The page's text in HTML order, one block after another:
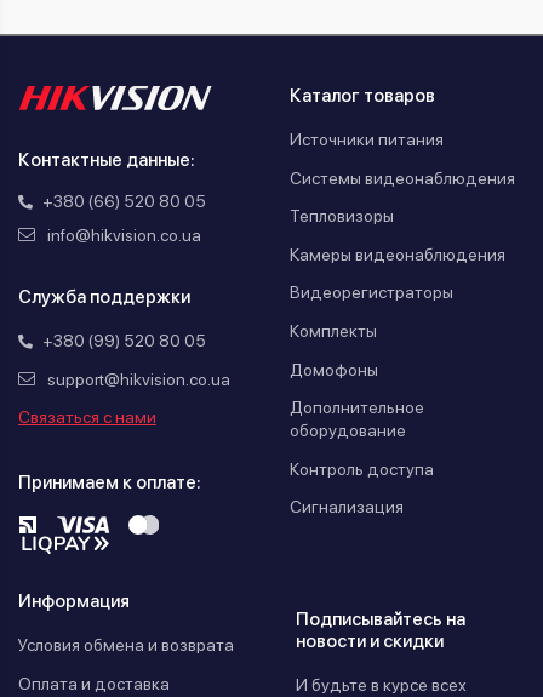
Контактные данные:
+380 (66) 520 80 05
info@hikvision.co.ua
Служба поддержки
+380 (99) 520 80 05
support@hikvision.co.ua
Связаться с нами
Принимаем к оплате:
Каталог товаров
Источники питания
Системы видеонаблюдения
Тепловизоры
Камеры видеонаблюдения
Видеорегистраторы
Комплекты
Домофоны
Дополнительное
оборудование
Контроль доступа
Сигнализация
Информация
Условия обмена и возврата
Оплата и доставка
Подписывайтесь на
новости и скидки
И будьте в курсе всех